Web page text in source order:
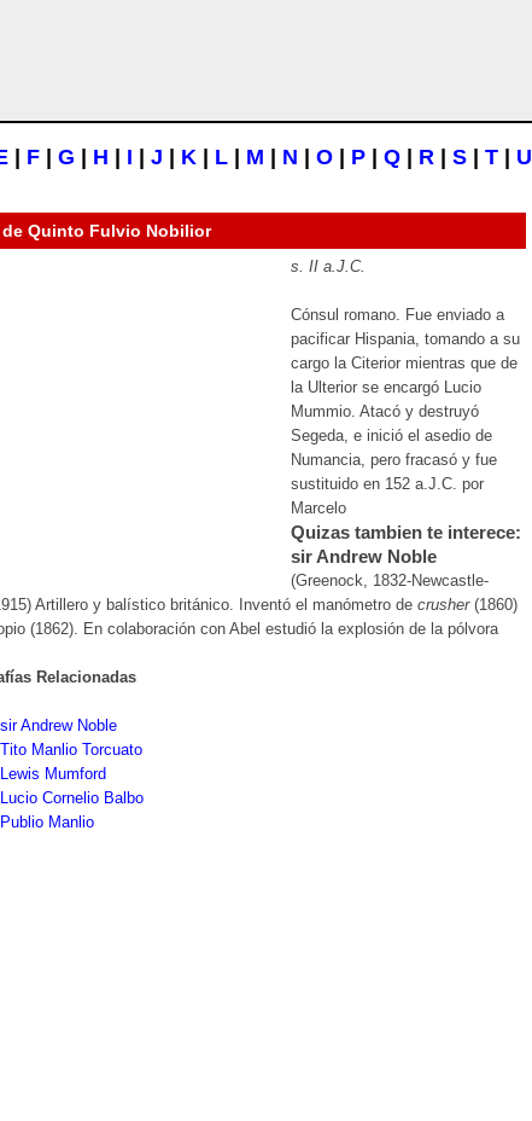
F G H I J K L M N O P Q R S T U
Quinto Fulvio Nobilior
s. II a.J.C.
Cónsul romano. Fue enviado a
pacificar Hispania, tomando a su
cargo la Citerior mientras que de
la Ulterior se encargó Lucio
Mummio. Atacó y destruyó
Segeda, e inició el asedio de
Numancia, pero fracasó y fue
sustituido en 152 a.J.C. por
Marcelo
Quizas tambien te interece:
sir Andrew Noble
(Greenock, 1832-Newcastle-
Artillero y balístico británico. Inventó el manómetro de crusher(1860)
(1862). En colaboración con Abel estudió la explosión de la pólvora
Relacionadas
Andrew Noble
Manlio Torcuato
Mumford
Cornelio Balbo
Manlio